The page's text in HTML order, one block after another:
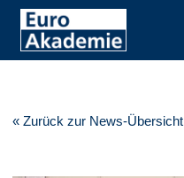
« Zurück zur News-Übersicht